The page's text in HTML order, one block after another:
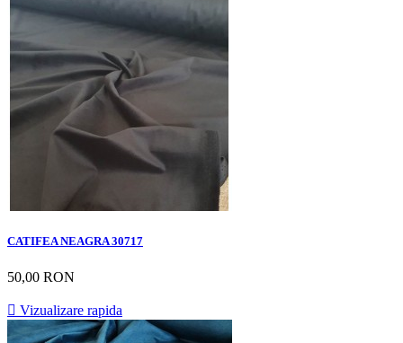
CATIFEA NEAGRA 30717
50,00 RON
 Vizualizare rapida